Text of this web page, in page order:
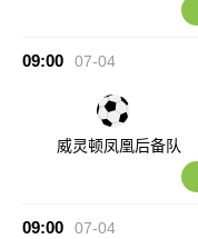
09:00 07-04
威灵顿凤凰后备队
09:00 07-04